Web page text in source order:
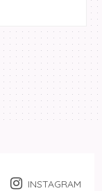
INSTAGRAM